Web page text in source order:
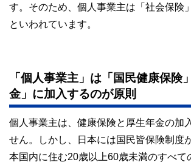
す。そのため、個人事業主は「社会保険
といわれています。
「個人事業主」は「国民健康保険
金」に加入するのが原則
個人事業主は、健康保険と厚生年金の加
せん。しかし、日本には国民皆保険制度
本国内に住む20歳以上60歳未満のすべて